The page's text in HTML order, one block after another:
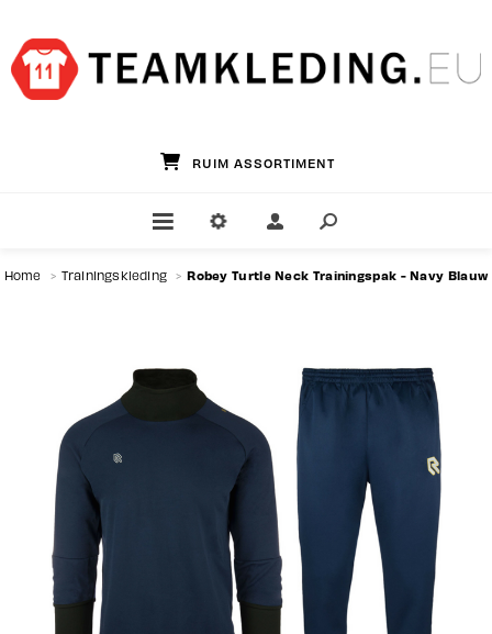
GROOTSTE TEAMWEAR SPECIALIST
Home > Trainingskleding > Robey Turtle Neck Trainingspak - Navy Blauw